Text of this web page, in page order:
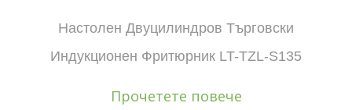
Настолен Двуцилиндров Търговски
Индукционен Фритюрник LT-TZL-S135
Прочетете повече